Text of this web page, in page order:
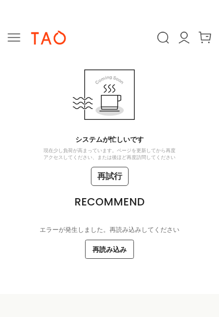
システムが忙しいです
現在少し負荷が高まっています。ページを更新してから再度
アクセスしてください、または後ほど再度訪問してください
再試行
RECOMMEND
エラーが発生しました。再読み込みしてください
再読み込み